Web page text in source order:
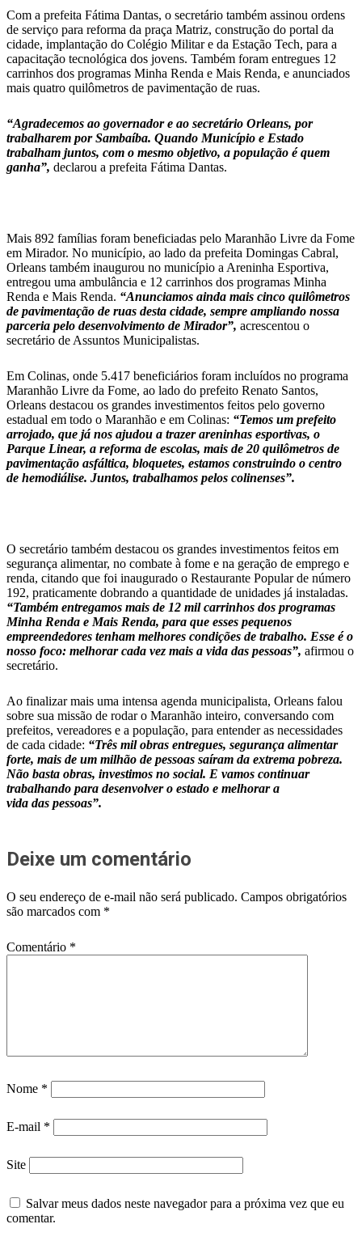
Com a prefeita Fátima Dantas, o secretário também assinou ordens
de serviço para reforma da praça Matriz, construção do portal da
cidade, implantação do Colégio Militar e da Estação Tech, para a
capacitação tecnológica dos jovens. Também foram entregues 12
carrinhos dos programas Minha Renda e Mais Renda, e anunciados
mais quatro quilômetros de pavimentação de ruas.
“Agradecemos ao governador e ao secretário Orleans, por
trabalharem por Sambaíba. Quando Município e Estado
trabalham juntos, com o mesmo objetivo, a população é quem
ganha”, declarou a prefeita Fátima Dantas.
Mais 892 famílias foram beneficiadas pelo Maranhão Livre da Fome
em Mirador. No município, ao lado da prefeita Domingas Cabral,
Orleans também inaugurou no município a Areninha Esportiva,
entregou uma ambulância e 12 carrinhos dos programas Minha
Renda e Mais Renda. “Anunciamos ainda mais cinco quilômetros
de pavimentação de ruas desta cidade, sempre ampliando nossa
parceria pelo desenvolvimento de Mirador”, acrescentou o
secretário de Assuntos Municipalistas.
Em Colinas, onde 5.417 beneficiários foram incluídos no programa
Maranhão Livre da Fome, ao lado do prefeito Renato Santos,
Orleans destacou os grandes investimentos feitos pelo governo
estadual em todo o Maranhão e em Colinas: “Temos um prefeito
arrojado, que já nos ajudou a trazer areninhas esportivas, o
Parque Linear, a reforma de escolas, mais de 20 quilômetros de
pavimentação asfáltica, bloquetes, estamos construindo o centro
de hemodiálise. Juntos, trabalhamos pelos colinenses”.
O secretário também destacou os grandes investimentos feitos em
segurança alimentar, no combate à fome e na geração de emprego e
renda, citando que foi inaugurado o Restaurante Popular de número
192, praticamente dobrando a quantidade de unidades já instaladas.
“Também entregamos mais de 12 mil carrinhos dos programas
Minha Renda e Mais Renda, para que esses pequenos
empreendedores tenham melhores condições de trabalho. Esse é o
nosso foco: melhorar cada vez mais a vida das pessoas”, afirmou o
secretário.
Ao finalizar mais uma intensa agenda municipalista, Orleans falou
sobre sua missão de rodar o Maranhão inteiro, conversando com
prefeitos, vereadores e a população, para entender as necessidades
de cada cidade: “Três mil obras entregues, segurança alimentar
forte, mais de um milhão de pessoas saíram da extrema pobreza.
Não basta obras, investimos no social. E vamos continuar
trabalhando para desenvolver o estado e melhorar a
vida das pessoas”.
Deixe um comentário
O seu endereço de e-mail não será publicado. Campos obrigatórios
são marcados com *
Comentário *
Nome *
E-mail *
Site
Salvar meus dados neste navegador para a próxima vez que eu
comentar.